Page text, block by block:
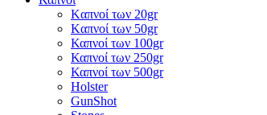
Kαπνοί των 20gr
Kαπνοί των 50gr
Καπνοί των 100gr
Καπνοί των 250gr
Καπνοί των 500gr
Holster
GunShot